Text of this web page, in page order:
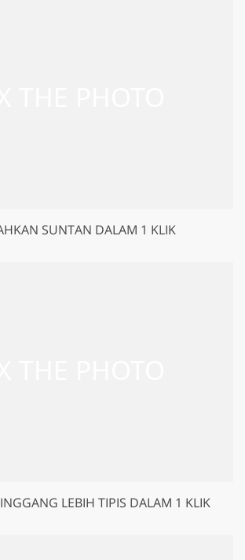
SUNTAN DALAM 1 KLIK
LEBIH TIPIS DALAM 1 KLIK